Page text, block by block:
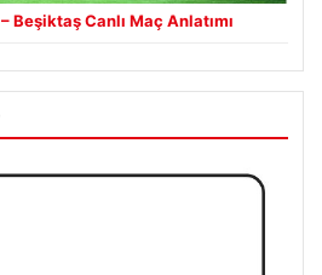
Beşiktaş Canlı Maç Anlatımı